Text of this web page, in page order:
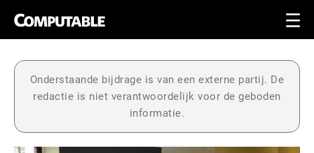
Onderstaande bijdrage is van een externe partij. De
redactie is niet verantwoordelijk voor de geboden
informatie.